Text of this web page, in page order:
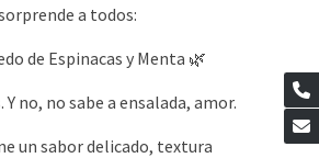
a todos:
de Espinacas y Menta 🌿
Y no, no sabe a ensalada, amor.
un sabor delicado, textura